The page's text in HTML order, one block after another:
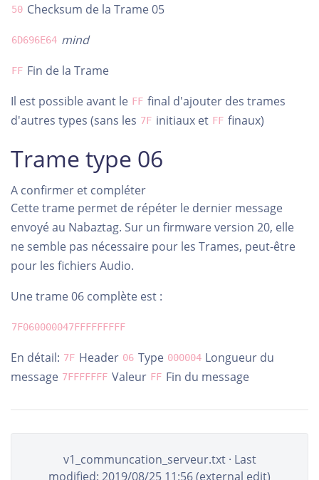
50 Checksum de la Trame 05
6D696E64 mind
FF Fin de la Trame
Il est possible avant le FF final d'ajouter des trames
d'autres types (sans les 7F initiaux et FF finaux)
Trame type 06
A confirmer et compléter
Cette trame permet de répéter le dernier message
envoyé au Nabaztag. Sur un firmware version 20, elle
ne semble pas nécessaire pour les Trames, peut-être
pour les fichiers Audio.
Une trame 06 complète est :
7F060000047FFFFFFFFF
En détail: 7F Header 06 Type 000004 Longueur du
message 7FFFFFFF Valeur FF Fin du message
v1_communcation_serveur.txt· Last
modified: 2019/08/25 11:56 (external edit)